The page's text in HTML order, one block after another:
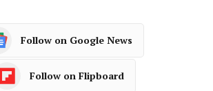
Follow on Google News
Follow on Flipboard